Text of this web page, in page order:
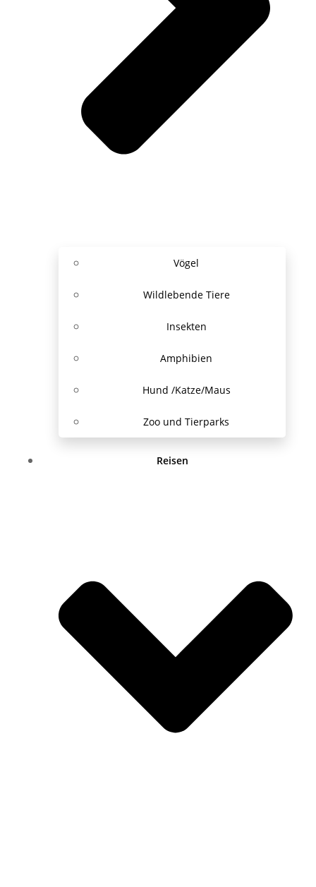
Vögel
Wildlebende Tiere
Insekten
Amphibien
Hund /Katze/Maus
Zoo und Tierparks
Reisen